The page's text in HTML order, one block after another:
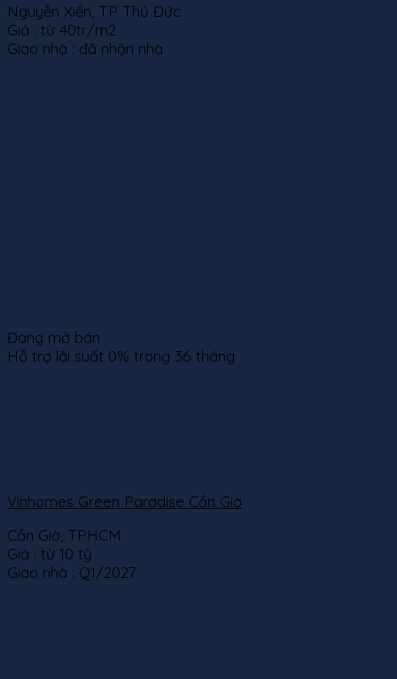
Nguyễn Xiển, TP Thủ Đức
Giá : từ 40tr/m2
Giao nhà : đã nhận nhà
Đang mở bán
Hỗ trợ lãi suất 0% trong 36 tháng
Vinhomes Green Paradise Cần Giờ
Cần Giờ, TPHCM
Giá : từ 10 tỷ
Giao nhà : Q1/2027